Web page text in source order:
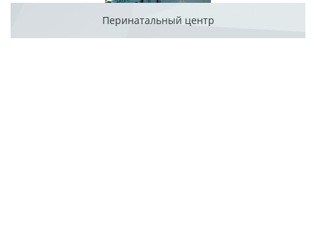
Перинатальный центр